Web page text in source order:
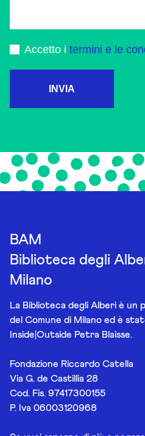
Accetto i termini e le
INVIA
BAM
Biblioteca degli
Milano
La Biblioteca degli Alberi è un
del Comune di Milano ed è
Inside|Outside Petra Blaisse.
Fondazione Riccardo Catella
Via G. de Castillia 28
Cod. Fis. 97417300155
P. Iva 06003120968